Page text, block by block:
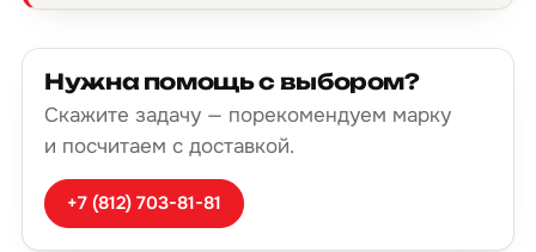
Нужна помощь с выбором?
Скажите задачу — порекомендуем марку
и посчитаем с доставкой.
+7 (812) 703-81-81